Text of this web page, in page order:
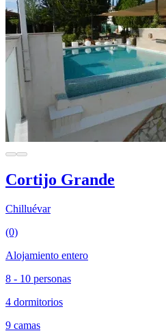
Cortijo Grande
Chilluévar
(0)
Alojamiento entero
8 - 10 personas
4 dormitorios
9 camas